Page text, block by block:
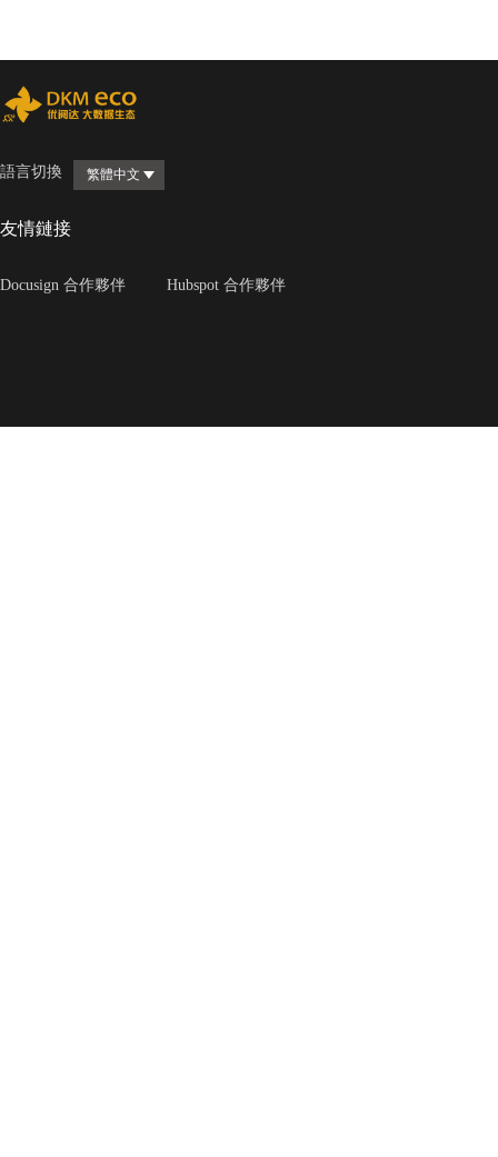
語言切換 繁體中文
友情鏈接
Docusign 合作夥伴 Hubspot 合作夥伴